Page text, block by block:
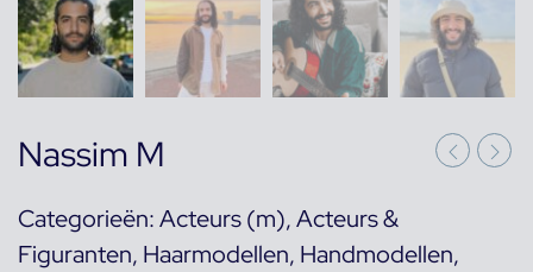
Nassim M
Categorieën:Acteurs (m),Acteurs &
Figuranten, Haarmodellen, Handmodellen,